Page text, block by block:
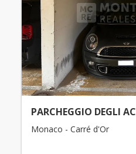
PARCHEGGIO DEGLI
Monaco - Carré d'Or